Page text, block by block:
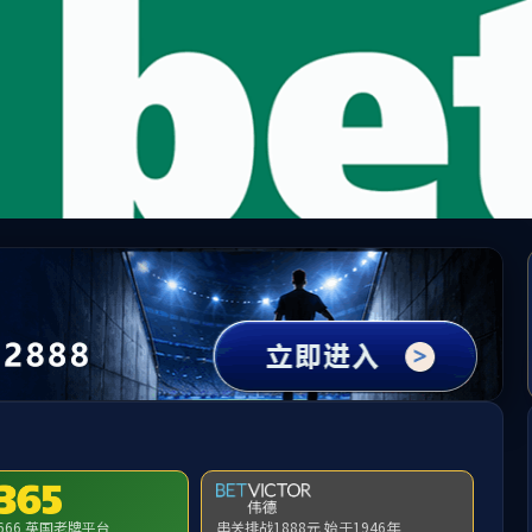
英国上市公司(CHN-VIP认证)官网|Official
首页 关闭此页